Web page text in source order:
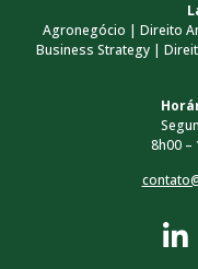
Agronegócio | Direito
Business Strategy |
8h00 –